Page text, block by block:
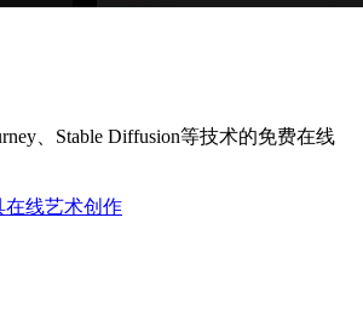
、Stable Diffusion等技术的免费在线
在线艺术创作